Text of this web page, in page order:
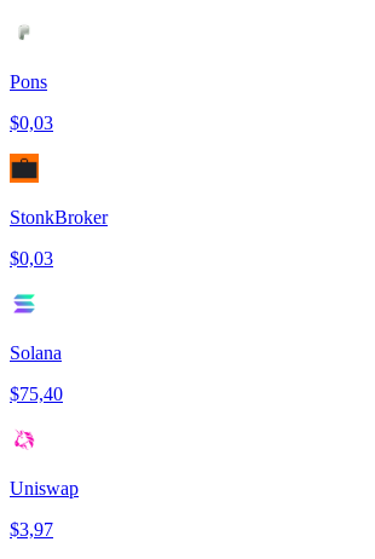
Pons
$0,03
StonkBroker
$0,03
Solana
$75,40
Uniswap
$3,97